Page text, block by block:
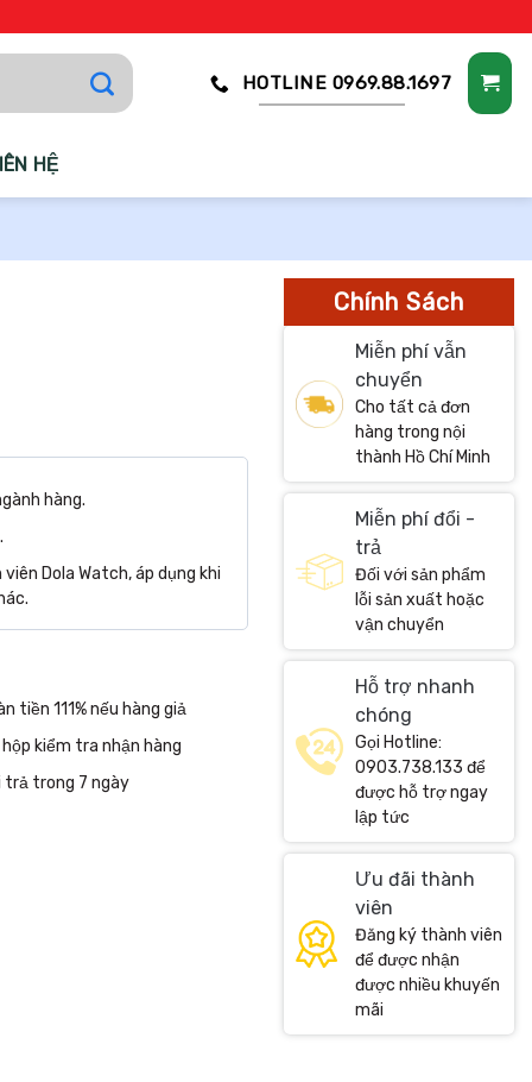
HOTLINE 0969.88.1697
HỆ
hàng.
Dola Watch, áp dụng khi
tiền 111% nếu hàng giả
hộp kiểm tra nhận hàng
trả trong 7 ngày
Chính Sách
Miễn phí vẫn
chuyển
Cho tất cả đơn
hàng trong nội
thành Hồ Chí Minh
Miễn phí đổi -
trả
Đối với sản phẩm
lỗi sản xuất hoặc
vận chuyển
Hỗ trợ nhanh
chóng
Gọi Hotline:
0903.738.133 để
được hỗ trợ ngay
lập tức
Ưu đãi thành
viên
Đăng ký thành viên
để được nhận
được nhiều khuyến
mãi